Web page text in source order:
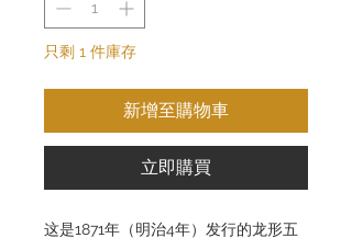
只剩 1 件庫存
新增至購物車
立即購買
这是1871年（明治4年）发行的龙形五